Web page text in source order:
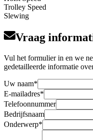
Trolley Speed
Slewing
Vraag
Vul het formulier in en we
gedetailleerde informatie
Uw naam*
E-mailadres*
Telefoonnummer
Bedrijfsnaam
Onderwerp*